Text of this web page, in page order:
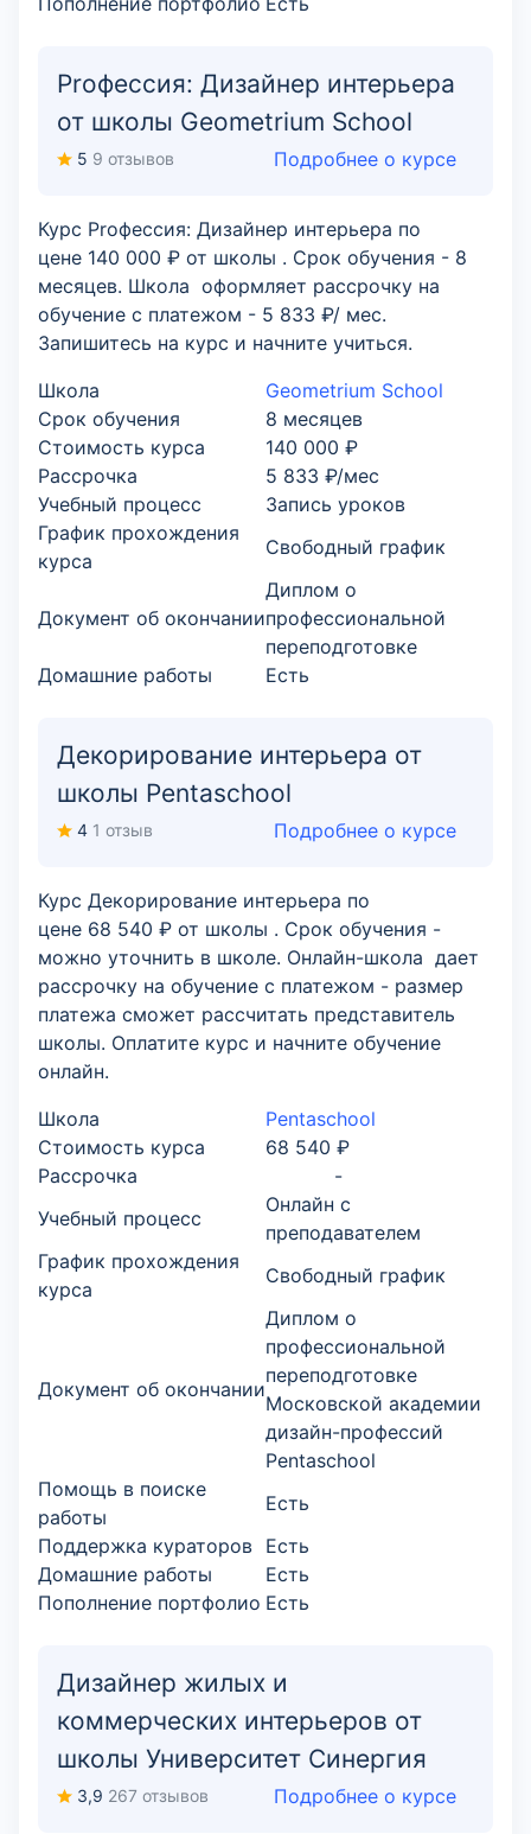
Proфессия: Дизайнер интерьера
от школы Geometrium School
5 9 отзывов Подробнее о курсе
Курс Proфессия: Дизайнер интерьера по
цене 140 000 ₽ от школы . Срок обучения - 8
месяцев. Школа оформляет рассрочку на
обучение с платежом - 5 833 ₽/ мес.
Запишитесь на курс и начните учиться.
Школа
Geometrium School
Срок обучения
8 месяцев
Стоимость курса
140 000 ₽
Рассрочка
5 833 ₽/мес
Учебный процесс
Запись уроков
График прохождения
курса
Свободный график
Документ об окончании
Диплом о
профессиональной
переподготовке
Домашние работы
Есть
Декорирование интерьера от
школы Pentaschool
4 1 отзыв Подробнее о курсе
Курс Декорирование интерьера по
цене 68 540 ₽ от школы . Срок обучения -
можно уточнить в школе. Онлайн-школа дает
рассрочку на обучение с платежом - размер
платежа сможет рассчитать представитель
школы. Оплатите курс и начните обучение
онлайн.
Школа
Pentaschool
Стоимость курса
68 540 ₽
Рассрочка
-
Учебный процесс
Онлайн с
преподавателем
График прохождения
курса
Свободный график
Документ об окончании
Диплом о
профессиональной
переподготовке
Московской академии
дизайн-профессий
Pentaschool
Помощь в поиске
работы
Есть
Поддержка кураторов Есть
Домашние работы
Есть
Пополнение портфолио Есть
Дизайнер жилых и
коммерческих интерьеров от
школы Университет Синергия
3,9 267 отзывов Подробнее о курсе